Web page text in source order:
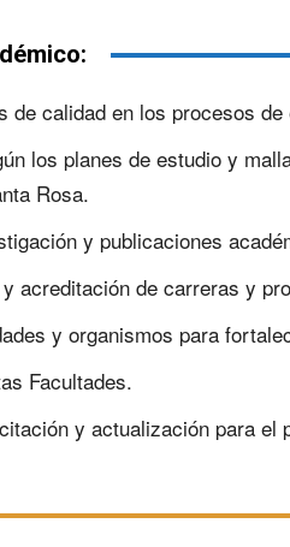
de calidad en los procesos
los planes de estudio y
Rosa.
y publicaciones
acreditación de carreras y
y organismos para
Facultades.
y actualización para el